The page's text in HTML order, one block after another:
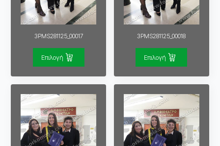
3PMS281125_00017
Επιλογή
3PMS281125_00018
Επιλογή